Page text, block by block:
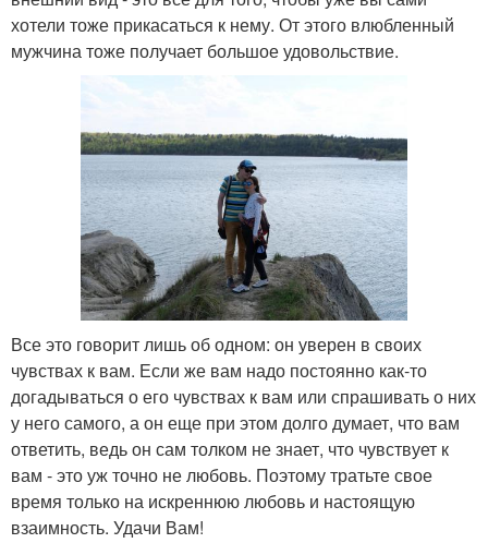
хотели тоже прикасаться к нему. От этого влюбленный
мужчина тоже получает большое удовольствие.
Все это говорит лишь об одном: он уверен в своих
чувствах к вам. Если же вам надо постоянно как-то
догадываться о его чувствах к вам или спрашивать о них
у него самого, а он еще при этом долго думает, что вам
ответить, ведь он сам толком не знает, что чувствует к
вам - это уж точно не любовь. Поэтому тратьте свое
время только на искреннюю любовь и настоящую
взаимность. Удачи Вам!